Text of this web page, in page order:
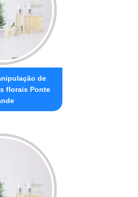
de
florais Ponte